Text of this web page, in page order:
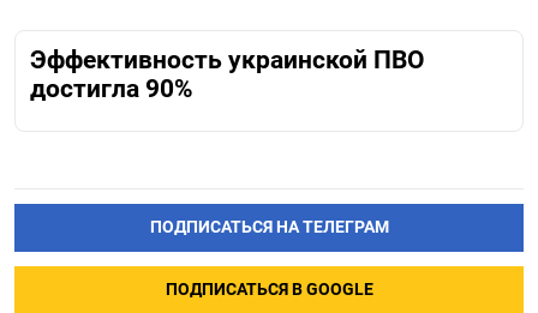
Эффективность украинской ПВО
достигла 90%
ПОДПИСАТЬСЯ НА ТЕЛЕГРАМ
ПОДПИСАТЬСЯ В GOOGLE